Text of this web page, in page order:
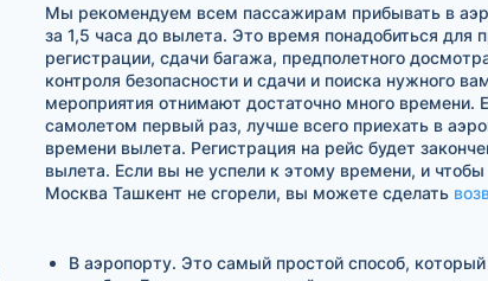
Мы рекомендуем всем пассажирам прибывать в
за 1,5 часа до вылета. Это время понадобиться для
регистрации, сдачи багажа, предполетного
контроля безопасности и сдачи и поиска нужного
мероприятия отнимают достаточно много времени.
самолетом первый раз, лучше всего приехать в
времени вылета. Регистрация на рейс будет
вылета. Если вы не успели к этому времени, и
Москва Ташкент не сгорели, вы можете сделать
В аэропорту. Это самый простой способ,